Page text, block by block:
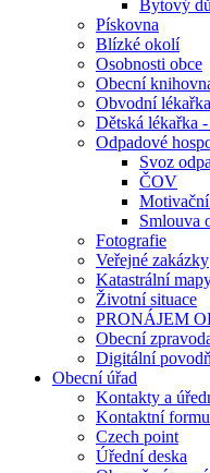
Bytový
Pískovna
Blízké okolí
Osobnosti obce
Obecní
Obvodní lékařka
Dětská lékařka
Odpadové
Svoz
ČOV
Smlouva
Fotografie
Veřejné zakázky
Katastrální
Životní situace
PRONÁJEM
Obecní
Digitální
Obecní úřad
Kontakty a
Kontaktní
Czech point
Úřední deska